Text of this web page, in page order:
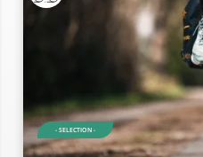
- SELECTION -